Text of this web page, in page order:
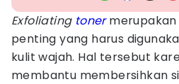
Exfoliating tonermerupakan
penting yang harus
kulit wajah. Hal tersebut
membantu membersihkan